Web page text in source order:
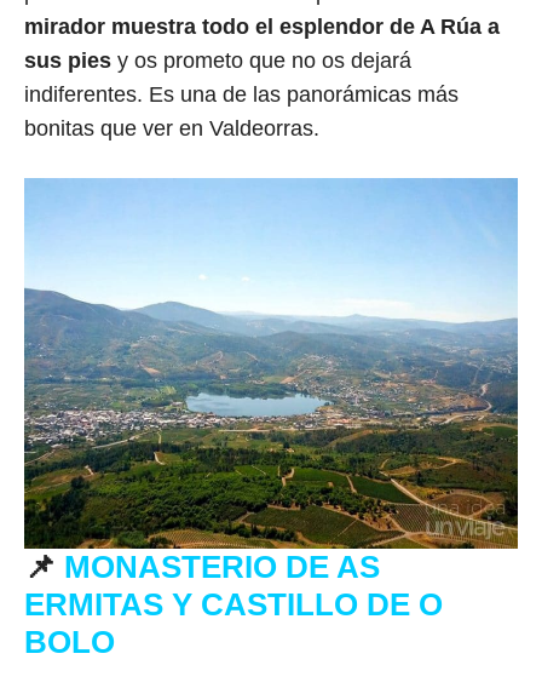
mirador muestra todo el esplendor de A Rúa a
sus pies y os prometo que no os dejará
indiferentes. Es una de las panorámicas más
bonitas que ver en Valdeorras.
📌 MONASTERIO DE AS
ERMITAS Y CASTILLO DE O
BOLO